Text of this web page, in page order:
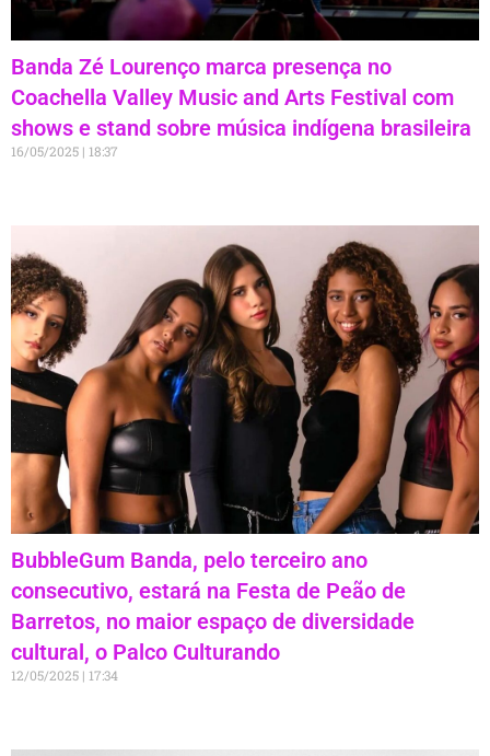
Banda Zé Lourenço marca presença no
Coachella Valley Music and Arts Festival com
shows e stand sobre música indígena brasileira
16/05/2025 18:37
BubbleGum Banda, pelo terceiro ano
consecutivo, estará na Festa de Peão de
Barretos, no maior espaço de diversidade
cultural, o Palco Culturando
12/05/2025 17:34